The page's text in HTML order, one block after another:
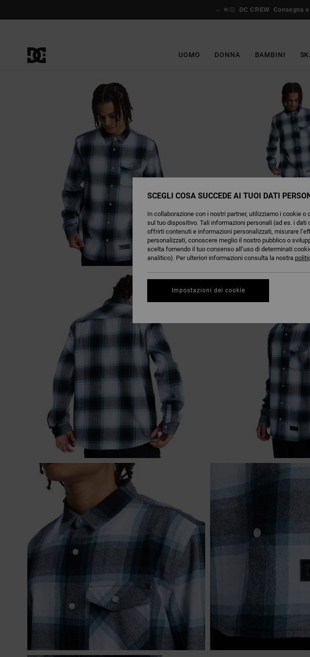
🤟🏻 DC CREW Consegna
UOMO DONNA BAMBINI
SCEGLI COSA SUCCEDE AI TUOI DATI
In collaborazione con i nostri partner, utilizziamo i cookie
sul tuo dispositivo. Tali informazioni personali (ad es. i
offrirti contenuti e informazioni personalizzati, misurare
personalizzati, conoscere meglio il nostro pubblico o
scelta fornendo il tuo consenso all’uso di determinati
analitico). Per ulteriori informazioni consulta la nostra
Impostazioni dei cookie